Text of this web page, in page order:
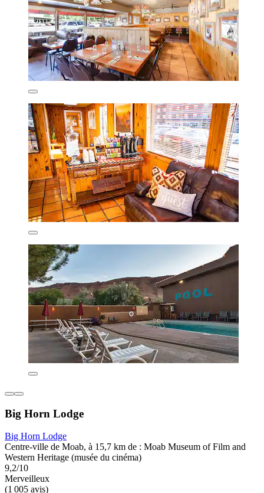
Big Horn Lodge
Big Horn Lodge
Centre-ville de Moab, à 15,7 km de : Moab Museum of Film and
Western Heritage (musée du cinéma)
9,2/10
Merveilleux
(1 005 avis)